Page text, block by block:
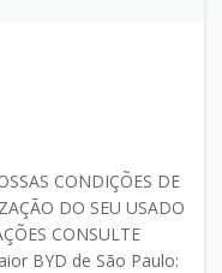
CONDIÇÕES DE
DO SEU USADO
CONSULTE
BYD de São Paulo: